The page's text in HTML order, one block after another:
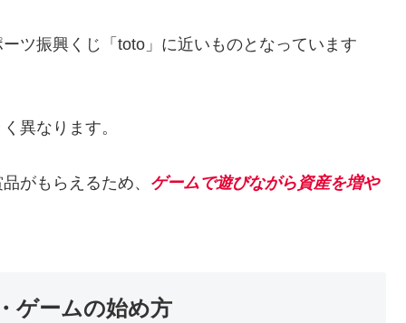
ツ振興くじ「toto」に近いものとなっています
異なります。
がもらえるため、 ゲームで遊びながら資産を増や
ゲームの始め方